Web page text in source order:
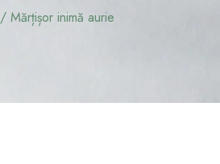
/ Mărțișor inimă aurie